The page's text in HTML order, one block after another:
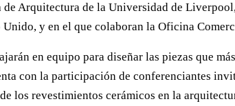
Arquitectura de la Universidad de
y en el que colaboran la Oficina
en equipo para diseñar las piezas que
con la participación de conferenciantes
los revestimientos cerámicos en la